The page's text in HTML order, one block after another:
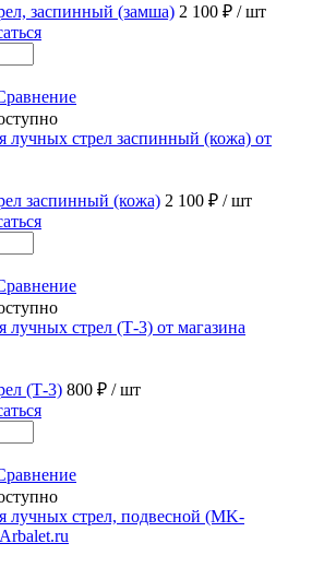
заспинный (замша) 2 100 ₽ / шт
заспинный (кожа) 2 100 ₽ / шт
(Т-3) 800 ₽ / шт